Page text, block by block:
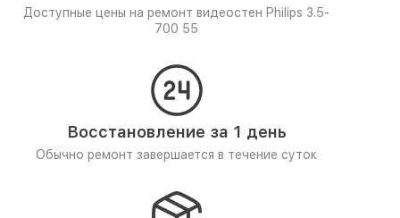
Доступные цены на ремонт видеостен Philips 3.5-
700 55
Восстановление за 1 день
Обычно ремонт завершается в течение суток